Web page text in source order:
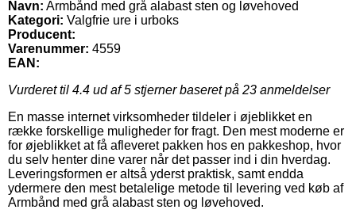
Navn: Armbånd med grå alabast sten og løvehoved
Kategori: Valgfrie ure i urboks
Producent:
Varenummer: 4559
EAN:
Vurderet til 4.4 ud af 5 stjerner baseret på 23 anmeldelser
En masse internet virksomheder tildeler i øjeblikket en
række forskellige muligheder for fragt. Den mest moderne er
for øjeblikket at få afleveret pakken hos en pakkeshop, hvor
du selv henter dine varer når det passer ind i din hverdag.
Leveringsformen er altså yderst praktisk, samt endda
ydermere den mest betalelige metode til levering ved køb af
Armbånd med grå alabast sten og løvehoved.